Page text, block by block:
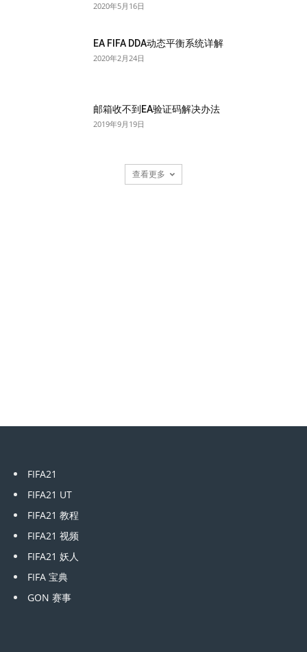
2020年5月16日
EA FIFA DDA动态平衡系统详解
2020年2月24日
邮箱收不到EA验证码解决办法
2019年9月19日
查看更多
FIFA21
FIFA21 UT
FIFA21 教程
FIFA21 视频
FIFA21 妖人
FIFA 宝典
GON 赛事